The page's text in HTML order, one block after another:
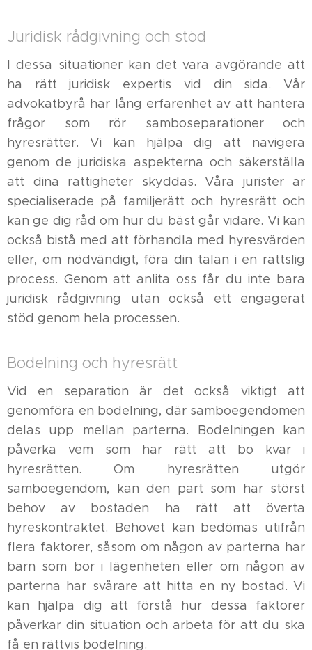
Juridisk rådgivning och stöd
I dessa situationer kan det vara avgörande att
ha rätt juridisk expertis vid din sida. Vår
advokatbyrå har lång erfarenhet av att hantera
frågor som rör samboseparationer och
hyresrätter. Vi kan hjälpa dig att navigera
genom de juridiska aspekterna och säkerställa
att dina rättigheter skyddas. Våra jurister är
specialiserade på familjerätt och hyresrätt och
kan ge dig råd om hur du bäst går vidare. Vi kan
också bistå med att förhandla med hyresvärden
eller, om nödvändigt, föra din talan i en rättslig
process. Genom att anlita oss får du inte bara
juridisk rådgivning utan också ett engagerat
stöd genom hela processen.
Bodelning och hyresrätt
Vid en separation är det också viktigt att
genomföra en bodelning, där samboegendomen
delas upp mellan parterna. Bodelningen kan
påverka vem som har rätt att bo kvar i
hyresrätten. Om hyresrätten utgör
samboegendom, kan den part som har störst
behov av bostaden ha rätt att överta
hyreskontraktet. Behovet kan bedömas utifrån
flera faktorer, såsom om någon av parterna har
barn som bor i lägenheten eller om någon av
parterna har svårare att hitta en ny bostad. Vi
kan hjälpa dig att förstå hur dessa faktorer
påverkar din situation och arbeta för att du ska
få en rättvis bodelning.